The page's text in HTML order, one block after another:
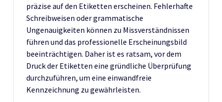
präzise auf den Etiketten erscheinen. Fehlerhafte
Schreibweisen oder grammatische
Ungenauigkeiten können zu Missverständnissen
führen und das professionelle Erscheinungsbild
beeinträchtigen. Daher ist es ratsam, vor dem
Druck der Etiketten eine gründliche Überprüfung
durchzuführen, um eine einwandfreie
Kennzeichnung zu gewährleisten.